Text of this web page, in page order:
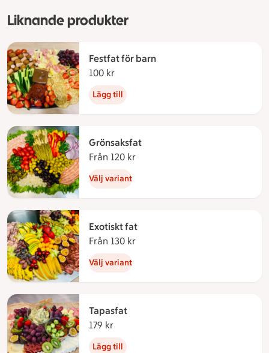
Liknande produkter
Festfat för barn
100 kr
Lägg till
Grönsaksfat
Från 120 kr
Välj variant
Exotiskt fat
Från 130 kr
Välj variant
Tapasfat
179 kr
Lägg till